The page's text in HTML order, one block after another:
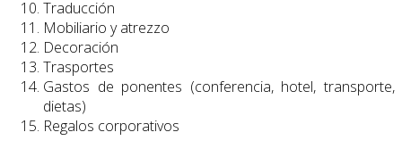
Traducción
Mobiliario y atrezzo
Decoración
Trasportes
Gastos de ponentes (conferencia, hotel, transporte,
dietas)
Regalos corporativos